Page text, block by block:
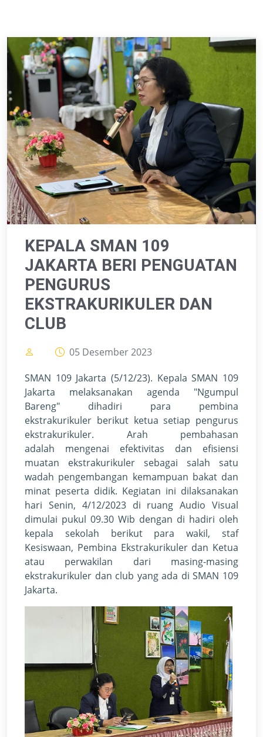
KEPALA SMAN 109
JAKARTA BERI PENGUATAN
PENGURUS
EKSTRAKURIKULER DAN
CLUB
05 Desember 2023
SMAN 109 Jakarta (5/12/23). Kepala SMAN 109
Jakarta melaksanakan agenda "Ngumpul
Bareng" dihadiri para pembina
ekstrakurikuler berikut ketua setiap pengurus
ekstrakurikuler. Arah pembahasan
adalah mengenai efektivitas dan efisiensi
muatan ekstrakurikuler sebagai salah satu
wadah pengembangan kemampuan bakat dan
minat peserta didik. Kegiatan ini dilaksanakan
hari Senin, 4/12/2023 di ruang Audio Visual
dimulai pukul 09.30 Wib dengan di hadiri oleh
kepala sekolah berikut para wakil, staf
Kesiswaan, Pembina Ekstrakurikuler dan Ketua
atau perwakilan dari masing-masing
ekstrakurikuler dan club yang ada di SMAN 109
Jakarta.